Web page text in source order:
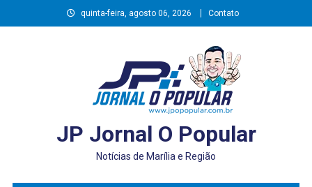
to
quinta-feira, agosto 06, 2026 Contato
JP Jornal O Popular
Notícias de Marília e Região